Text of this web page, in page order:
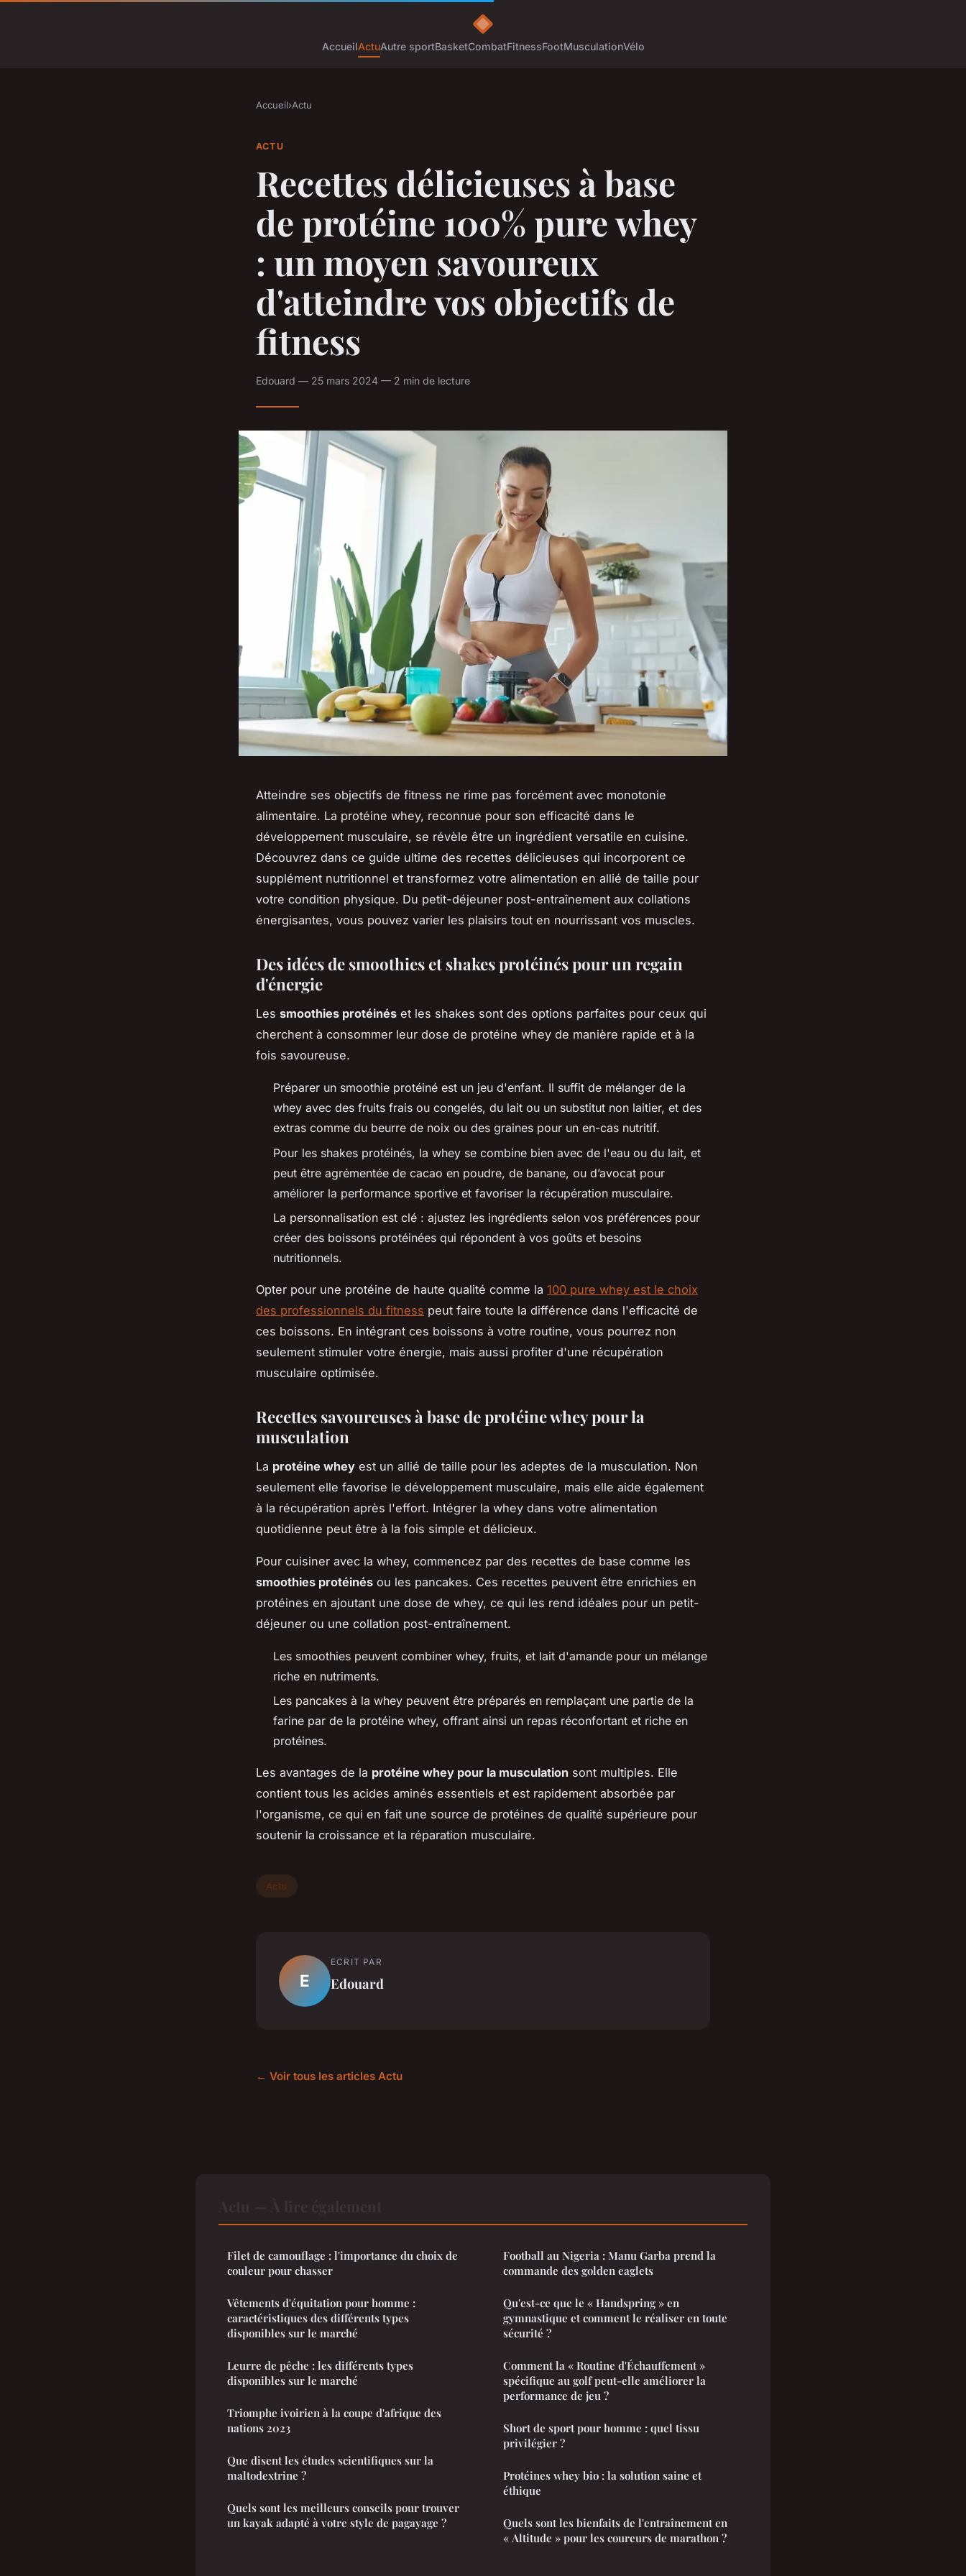
AccueilActuAutre sportBasketCombatFitnessFootMusculationVélo
Accueil›Actu
ACTU
Recettes délicieuses à base
de protéine 100% pure whey
: un moyen savoureux
d'atteindre vos objectifs de
fitness
Edouard — 25 mars 2024 — 2 min de lecture
Atteindre ses objectifs de fitness ne rime pas forcément avec monotonie
alimentaire. La protéine whey, reconnue pour son efficacité dans le
développement musculaire, se révèle être un ingrédient versatile en cuisine.
Découvrez dans ce guide ultime des recettes délicieuses qui incorporent ce
supplément nutritionnel et transformez votre alimentation en allié de taille pour
votre condition physique. Du petit-déjeuner post-entraînement aux collations
énergisantes, vous pouvez varier les plaisirs tout en nourrissant vos muscles.
Des idées de smoothies et shakes protéinés pour un regain
d'énergie
Les smoothies protéinés et les shakes sont des options parfaites pour ceux qui
cherchent à consommer leur dose de protéine whey de manière rapide et à la
fois savoureuse.
Préparer un smoothie protéiné est un jeu d'enfant. Il suffit de mélanger de la
whey avec des fruits frais ou congelés, du lait ou un substitut non laitier, et des
extras comme du beurre de noix ou des graines pour un en-cas nutritif.
Pour les shakes protéinés, la whey se combine bien avec de l'eau ou du lait, et
peut être agrémentée de cacao en poudre, de banane, ou d’avocat pour
améliorer la performance sportive et favoriser la récupération musculaire.
La personnalisation est clé : ajustez les ingrédients selon vos préférences pour
créer des boissons protéinées qui répondent à vos goûts et besoins
nutritionnels.
Opter pour une protéine de haute qualité comme la 100 pure whey est le choix
des professionnels du fitness peut faire toute la différence dans l'efficacité de
ces boissons. En intégrant ces boissons à votre routine, vous pourrez non
seulement stimuler votre énergie, mais aussi profiter d'une récupération
musculaire optimisée.
Recettes savoureuses à base de protéine whey pour la
musculation
La protéine whey est un allié de taille pour les adeptes de la musculation. Non
seulement elle favorise le développement musculaire, mais elle aide également
à la récupération après l'effort. Intégrer la whey dans votre alimentation
quotidienne peut être à la fois simple et délicieux.
Pour cuisiner avec la whey, commencez par des recettes de base comme les
smoothies protéinés ou les pancakes. Ces recettes peuvent être enrichies en
protéines en ajoutant une dose de whey, ce qui les rend idéales pour un petit-
déjeuner ou une collation post-entraînement.
Les smoothies peuvent combiner whey, fruits, et lait d'amande pour un mélange
riche en nutriments.
Les pancakes à la whey peuvent être préparés en remplaçant une partie de la
farine par de la protéine whey, offrant ainsi un repas réconfortant et riche en
protéines.
Les avantages de la protéine whey pour la musculation sont multiples. Elle
contient tous les acides aminés essentiels et est rapidement absorbée par
l'organisme, ce qui en fait une source de protéines de qualité supérieure pour
soutenir la croissance et la réparation musculaire.
Actu
E
ECRIT PAR
Edouard
← Voir tous les articles Actu
Filet de camouflage : l'importance du choix de
couleur pour chasser
Vêtements d'équitation pour homme :
caractéristiques des différents types
disponibles sur le marché
Leurre de pêche : les différents types
disponibles sur le marché
Triomphe ivoirien à la coupe d'afrique des
nations 2023
Que disent les études scientifiques sur la
maltodextrine ?
Quels sont les meilleurs conseils pour trouver
un kayak adapté à votre style de pagayage ?
Football au Nigeria : Manu Garba prend la
commande des golden eaglets
Qu'est-ce que le « Handspring » en
gymnastique et comment le réaliser en toute
sécurité ?
Comment la « Routine d'Échauffement »
spécifique au golf peut-elle améliorer la
performance de jeu ?
Short de sport pour homme : quel tissu
privilégier ?
Protéines whey bio : la solution saine et
éthique
Quels sont les bienfaits de l'entraînement en
« Altitude » pour les coureurs de marathon ?